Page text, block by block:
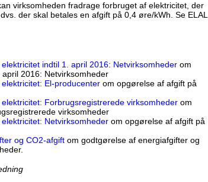
virksomheden fradrage forbruget af elektricitet, der
der skal betales en afgift på 0,4 øre/kWh. Se ELAL
indtil 1. april 2016: Netvirksomheder om
2016: Netvirksomheder
El-producenter om opgørelse af afgift på
Forbrugsregistrerede virksomheder om
virksomheder
Netvirksomheder om opgørelse af afgift på
og CO2-afgift om godtgørelse af energiafgifter og